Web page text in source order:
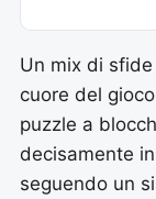
Un mix di
cuore del
puzzle a
decisamente
seguendo un